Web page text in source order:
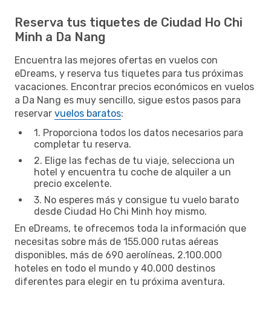
Reserva tus tiquetes de Ciudad Ho Chi
Minh a Da Nang
Encuentra las mejores ofertas en vuelos con
eDreams, y reserva tus tiquetes para tus próximas
vacaciones. Encontrar precios económicos en vuelos
a Da Nang es muy sencillo, sigue estos pasos para
reservar vuelos baratos:
1. Proporciona todos los datos necesarios para
completar tu reserva.
2. Elige las fechas de tu viaje, selecciona un
hotel y encuentra tu coche de alquiler a un
precio excelente.
3. No esperes más y consigue tu vuelo barato
desde Ciudad Ho Chi Minh hoy mismo.
En eDreams, te ofrecemos toda la información que
necesitas sobre más de 155.000 rutas aéreas
disponibles, más de 690 aerolíneas, 2.100.000
hoteles en todo el mundo y 40.000 destinos
diferentes para elegir en tu próxima aventura.